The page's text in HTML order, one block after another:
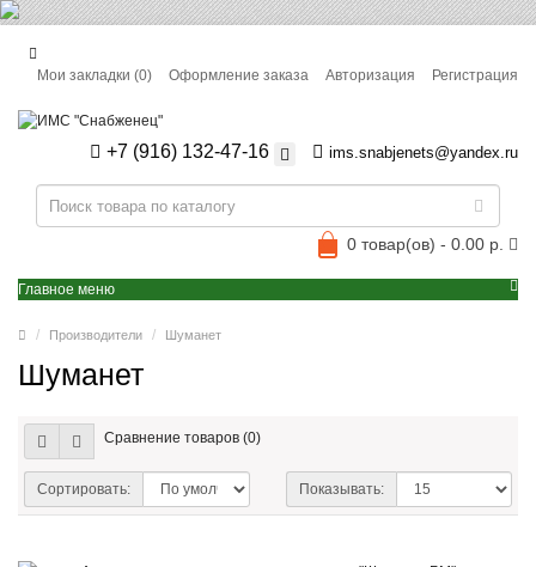
Авторизация Регистрация
Мои закладки (0) Оформление заказа
+7 (916) 132-47-16 ims.snabjenets@yandex.ru
0 товар(ов) - 0.00 р.
Главное меню
Производители Шуманет
Шуманет
Сравнение товаров (0)
Сортировать: Показывать: